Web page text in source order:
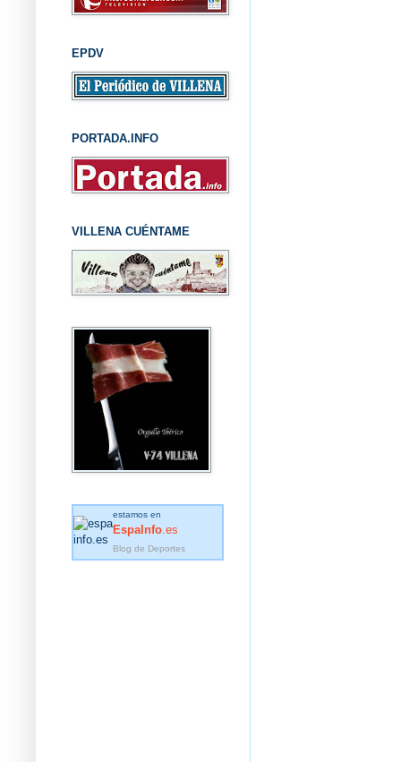
EPDV
PORTADA.INFO
VILLENA CUÉNTAME
estamos en
EspaInfo .es
Blog de Deportes